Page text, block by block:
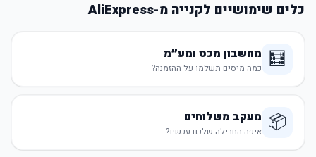
כלים שימושיים לקנייה מ-AliExpress
🧮 מחשבון מכס ומע״מ
כמה מיסים תשלמו על ההזמנה?
📦 מעקב משלוחים
איפה החבילה שלכם עכשיו?